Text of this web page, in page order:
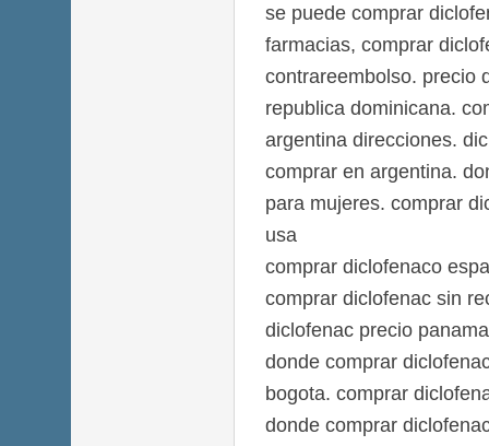
se puede comprar
farmacias, comprar
contrareembolso. precio
republica dominicana.
argentina direcciones.
comprar en argentina.
para mujeres. comprar
usa
comprar diclofenaco
comprar diclofenac sin
diclofenac precio panama
donde comprar
bogota. comprar
donde comprar